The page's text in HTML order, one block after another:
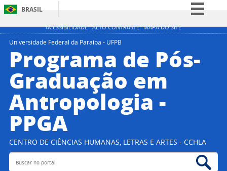
ACESSIBILIDADE ALTO CONTRASTE MAPA DO SITE
BRASIL
Simplifique!
Participe
Legislação
Canais
Universidade Federal da Paraíba - UFPB
Programa de Pós-
Graduação em
Antropologia -
PPGA
CENTRO DE CIÊNCIAS HUMANAS, LETRAS E ARTES - CCHLA
Buscar no portal